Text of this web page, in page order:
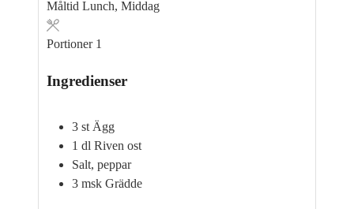
Måltid Lunch, Middag
Portioner 1
Ingredienser
3 st Ägg
1 dl Riven ost
Salt, peppar
3 msk Grädde